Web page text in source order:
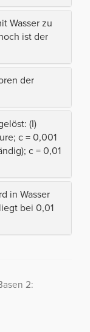
Wasser zu
ist der
der
(I)
c = 0,001
c = 0,01
in Wasser
bei 0,01
2: